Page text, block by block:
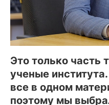
Это только часть
ученые
все в одном
поэтому мы